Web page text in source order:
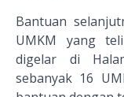
Bantuan
UMKM yang
digelar di
sebanyak 16